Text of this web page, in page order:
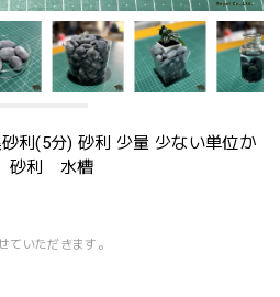
砂利(5分) 砂利 少量 少ない単位か
砂利 水槽
ていただきます。